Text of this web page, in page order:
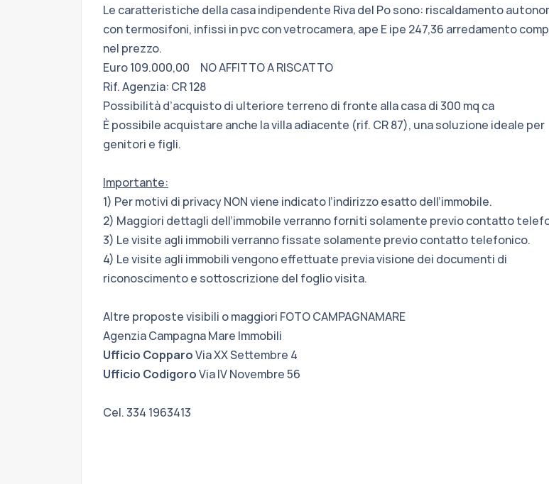
Le caratteristiche della casa indipendente Riva del Po sono: riscaldamento
con termosifoni, infissi in pvc con vetrocamera, ape E ipe 247,36 arredamento
nel prezzo.
Euro 109.000,00 NO AFFITTO A RISCATTO
Rif. Agenzia: CR 128
Possibilità d’acquisto di ulteriore terreno di fronte alla casa di 300 mq ca
È possibile acquistare anche la villa adiacente (rif. CR 87), una soluzione ideale per
genitori e figli.
Importante:
1) Per motivi di privacy NON viene indicato l’indirizzo esatto dell’immobile.
2) Maggiori dettagli dell’immobile verranno forniti solamente previo contatto
3) Le visite agli immobili verranno fissate solamente previo contatto telefonico.
4) Le visite agli immobili vengono effettuate previa visione dei documenti di
riconoscimento e sottoscrizione del foglio visita.
Altre proposte visibili o maggiori FOTO CAMPAGNAMARE
Agenzia Campagna Mare Immobili
Ufficio CopparoVia XX Settembre 4
Ufficio CodigoroVia IV Novembre 56
Cel. 334 1963413